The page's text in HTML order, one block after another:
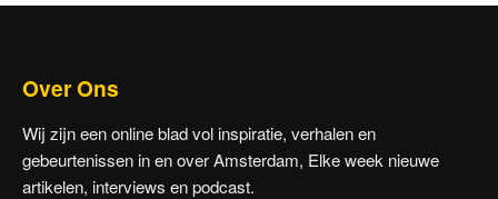
Over Ons
Wij zijn een online blad vol inspiratie, verhalen en
gebeurtenissen in en over Amsterdam, Elke week nieuwe
artikelen, interviews en podcast.